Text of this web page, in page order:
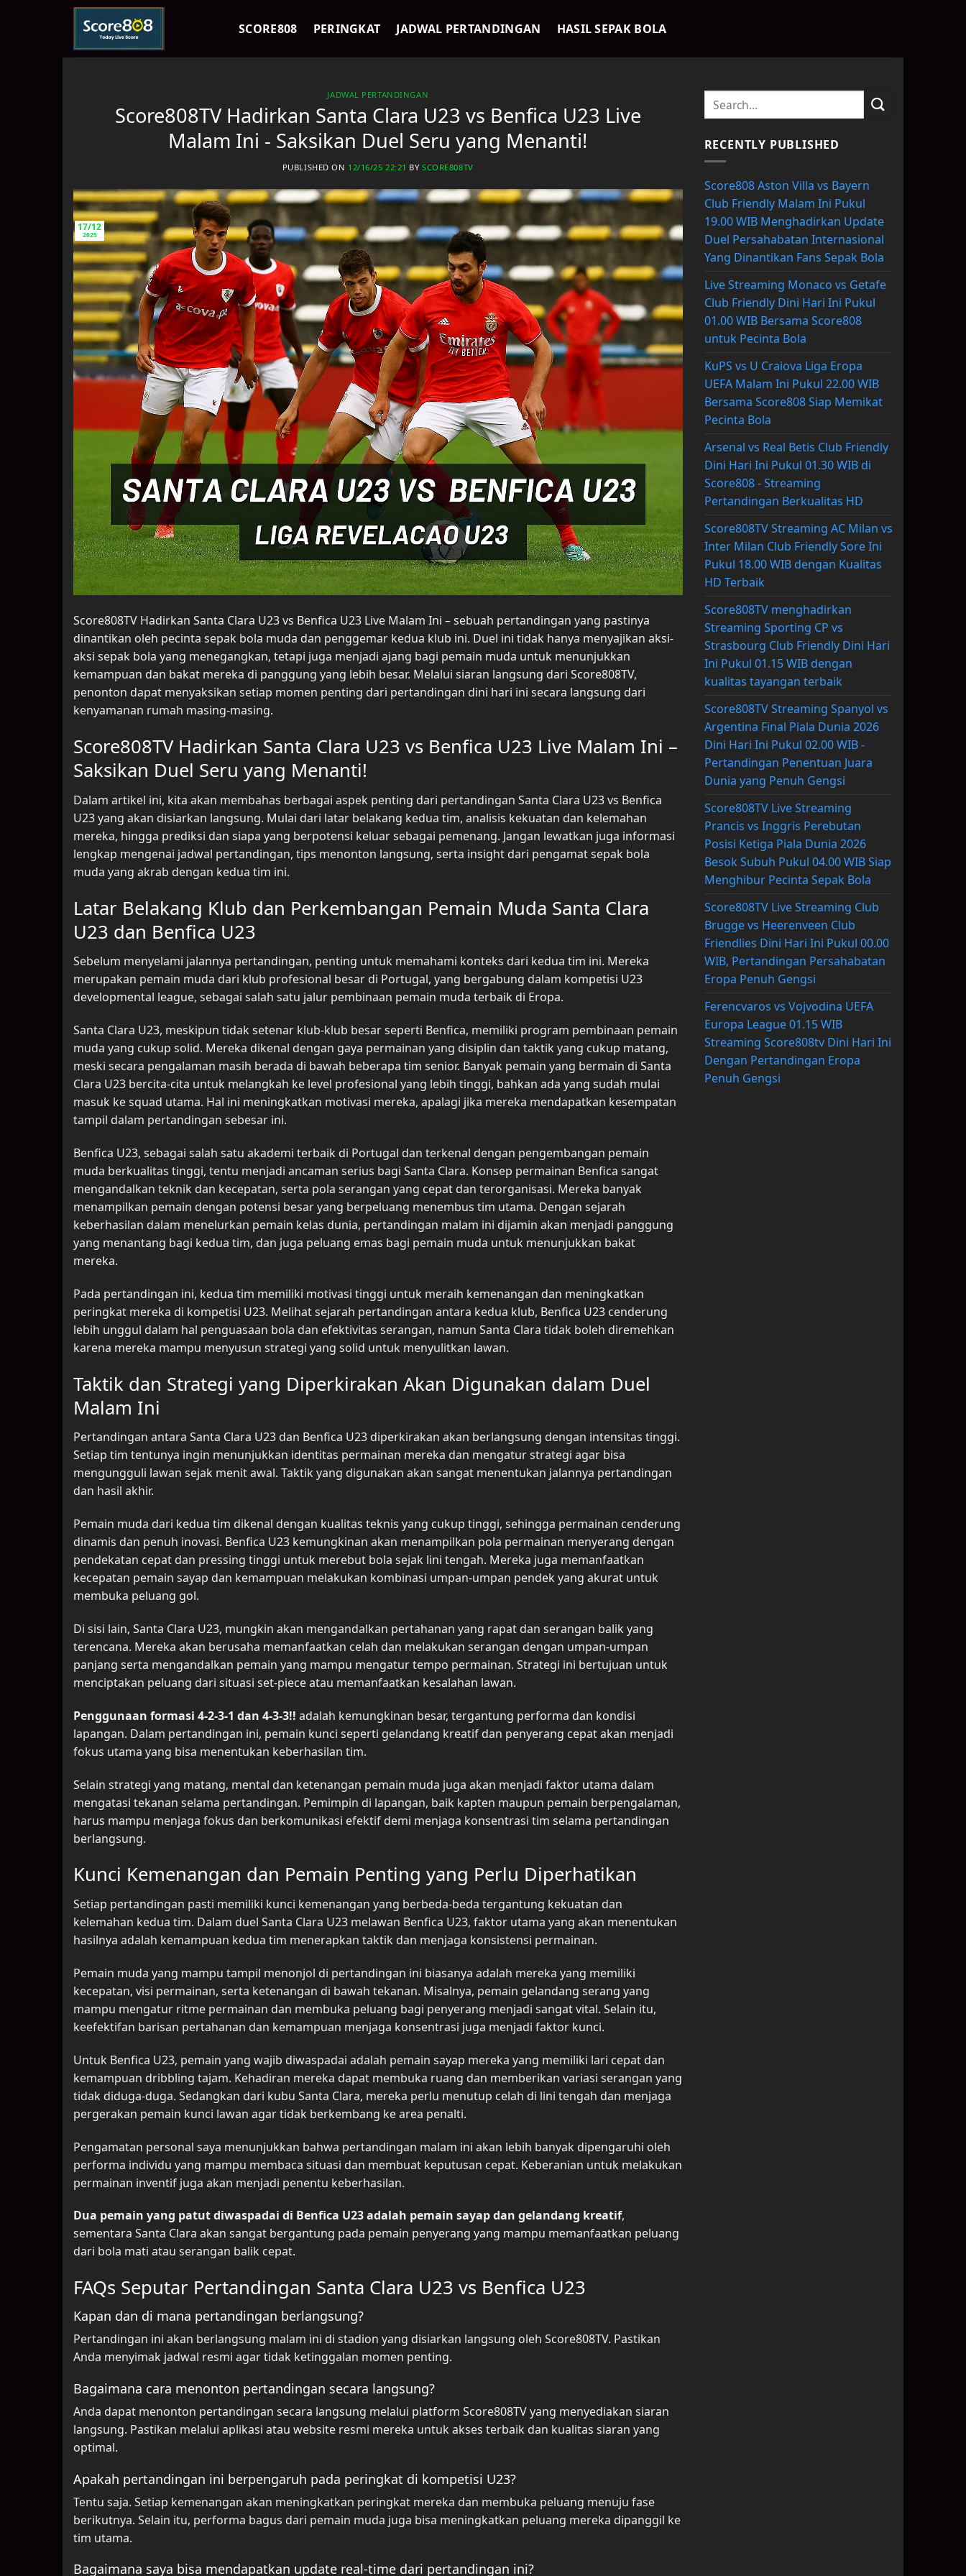
Skip
content
SCORE808 PERINGKAT JADWAL PERTANDINGAN HASIL SEPAK BOLA
JADWAL PERTANDINGAN
Score808TV Hadirkan Santa Clara U23 vs Benfica U23 Live
Malam Ini - Saksikan Duel Seru yang Menanti!
PUBLISHED ON 12/16/25 22:21 BYSCORE808TV
17/12
2025
Score808TV Hadirkan Santa Clara U23 vs Benfica U23 Live Malam Ini – sebuah pertandingan yang pastinya
dinantikan oleh pecinta sepak bola muda dan penggemar kedua klub ini. Duel ini tidak hanya menyajikan aksi-
aksi sepak bola yang menegangkan, tetapi juga menjadi ajang bagi pemain muda untuk menunjukkan
kemampuan dan bakat mereka di panggung yang lebih besar. Melalui siaran langsung dari Score808TV,
penonton dapat menyaksikan setiap momen penting dari pertandingan dini hari ini secara langsung dari
kenyamanan rumah masing-masing.
Score808TV Hadirkan Santa Clara U23 vs Benfica U23 Live Malam Ini –
Saksikan Duel Seru yang Menanti!
Dalam artikel ini, kita akan membahas berbagai aspek penting dari pertandingan Santa Clara U23 vs Benfica
U23 yang akan disiarkan langsung. Mulai dari latar belakang kedua tim, analisis kekuatan dan kelemahan
mereka, hingga prediksi dan siapa yang berpotensi keluar sebagai pemenang. Jangan lewatkan juga informasi
lengkap mengenai jadwal pertandingan, tips menonton langsung, serta insight dari pengamat sepak bola
muda yang akrab dengan kedua tim ini.
Latar Belakang Klub dan Perkembangan Pemain Muda Santa Clara
U23 dan Benfica U23
Sebelum menyelami jalannya pertandingan, penting untuk memahami konteks dari kedua tim ini. Mereka
merupakan pemain muda dari klub profesional besar di Portugal, yang bergabung dalam kompetisi U23
developmental league, sebagai salah satu jalur pembinaan pemain muda terbaik di Eropa.
Santa Clara U23, meskipun tidak setenar klub-klub besar seperti Benfica, memiliki program pembinaan pemain
muda yang cukup solid. Mereka dikenal dengan gaya permainan yang disiplin dan taktik yang cukup matang,
meski secara pengalaman masih berada di bawah beberapa tim senior. Banyak pemain yang bermain di Santa
Clara U23 bercita-cita untuk melangkah ke level profesional yang lebih tinggi, bahkan ada yang sudah mulai
masuk ke squad utama. Hal ini meningkatkan motivasi mereka, apalagi jika mereka mendapatkan kesempatan
tampil dalam pertandingan sebesar ini.
Benfica U23, sebagai salah satu akademi terbaik di Portugal dan terkenal dengan pengembangan pemain
muda berkualitas tinggi, tentu menjadi ancaman serius bagi Santa Clara. Konsep permainan Benfica sangat
mengandalkan teknik dan kecepatan, serta pola serangan yang cepat dan terorganisasi. Mereka banyak
menampilkan pemain dengan potensi besar yang berpeluang menembus tim utama. Dengan sejarah
keberhasilan dalam menelurkan pemain kelas dunia, pertandingan malam ini dijamin akan menjadi panggung
yang menantang bagi kedua tim, dan juga peluang emas bagi pemain muda untuk menunjukkan bakat
mereka.
Pada pertandingan ini, kedua tim memiliki motivasi tinggi untuk meraih kemenangan dan meningkatkan
peringkat mereka di kompetisi U23. Melihat sejarah pertandingan antara kedua klub, Benfica U23 cenderung
lebih unggul dalam hal penguasaan bola dan efektivitas serangan, namun Santa Clara tidak boleh diremehkan
karena mereka mampu menyusun strategi yang solid untuk menyulitkan lawan.
Taktik dan Strategi yang Diperkirakan Akan Digunakan dalam Duel
Malam Ini
Pertandingan antara Santa Clara U23 dan Benfica U23 diperkirakan akan berlangsung dengan intensitas tinggi.
Setiap tim tentunya ingin menunjukkan identitas permainan mereka dan mengatur strategi agar bisa
mengungguli lawan sejak menit awal. Taktik yang digunakan akan sangat menentukan jalannya pertandingan
dan hasil akhir.
Pemain muda dari kedua tim dikenal dengan kualitas teknis yang cukup tinggi, sehingga permainan cenderung
dinamis dan penuh inovasi. Benfica U23 kemungkinan akan menampilkan pola permainan menyerang dengan
pendekatan cepat dan pressing tinggi untuk merebut bola sejak lini tengah. Mereka juga memanfaatkan
kecepatan pemain sayap dan kemampuan melakukan kombinasi umpan-umpan pendek yang akurat untuk
membuka peluang gol.
Di sisi lain, Santa Clara U23, mungkin akan mengandalkan pertahanan yang rapat dan serangan balik yang
terencana. Mereka akan berusaha memanfaatkan celah dan melakukan serangan dengan umpan-umpan
panjang serta mengandalkan pemain yang mampu mengatur tempo permainan. Strategi ini bertujuan untuk
menciptakan peluang dari situasi set-piece atau memanfaatkan kesalahan lawan.
Penggunaan formasi 4-2-3-1 dan 4-3-3!! adalah kemungkinan besar, tergantung performa dan kondisi
lapangan. Dalam pertandingan ini, pemain kunci seperti gelandang kreatif dan penyerang cepat akan menjadi
fokus utama yang bisa menentukan keberhasilan tim.
Selain strategi yang matang, mental dan ketenangan pemain muda juga akan menjadi faktor utama dalam
mengatasi tekanan selama pertandingan. Pemimpin di lapangan, baik kapten maupun pemain berpengalaman,
harus mampu menjaga fokus dan berkomunikasi efektif demi menjaga konsentrasi tim selama pertandingan
berlangsung.
Kunci Kemenangan dan Pemain Penting yang Perlu Diperhatikan
Setiap pertandingan pasti memiliki kunci kemenangan yang berbeda-beda tergantung kekuatan dan
kelemahan kedua tim. Dalam duel Santa Clara U23 melawan Benfica U23, faktor utama yang akan menentukan
hasilnya adalah kemampuan kedua tim menerapkan taktik dan menjaga konsistensi permainan.
Pemain muda yang mampu tampil menonjol di pertandingan ini biasanya adalah mereka yang memiliki
kecepatan, visi permainan, serta ketenangan di bawah tekanan. Misalnya, pemain gelandang serang yang
mampu mengatur ritme permainan dan membuka peluang bagi penyerang menjadi sangat vital. Selain itu,
keefektifan barisan pertahanan dan kemampuan menjaga konsentrasi juga menjadi faktor kunci.
Untuk Benfica U23, pemain yang wajib diwaspadai adalah pemain sayap mereka yang memiliki lari cepat dan
kemampuan dribbling tajam. Kehadiran mereka dapat membuka ruang dan memberikan variasi serangan yang
tidak diduga-duga. Sedangkan dari kubu Santa Clara, mereka perlu menutup celah di lini tengah dan menjaga
pergerakan pemain kunci lawan agar tidak berkembang ke area penalti.
Pengamatan personal saya menunjukkan bahwa pertandingan malam ini akan lebih banyak dipengaruhi oleh
performa individu yang mampu membaca situasi dan membuat keputusan cepat. Keberanian untuk melakukan
permainan inventif juga akan menjadi penentu keberhasilan.
Dua pemain yang patut diwaspadai di Benfica U23 adalah pemain sayap dan gelandang kreatif,
sementara Santa Clara akan sangat bergantung pada pemain penyerang yang mampu memanfaatkan peluang
dari bola mati atau serangan balik cepat.
FAQs Seputar Pertandingan Santa Clara U23 vs Benfica U23
Kapan dan di mana pertandingan berlangsung?
Pertandingan ini akan berlangsung malam ini di stadion yang disiarkan langsung oleh Score808TV. Pastikan
Anda menyimak jadwal resmi agar tidak ketinggalan momen penting.
Bagaimana cara menonton pertandingan secara langsung?
Anda dapat menonton pertandingan secara langsung melalui platform Score808TV yang menyediakan siaran
langsung. Pastikan melalui aplikasi atau website resmi mereka untuk akses terbaik dan kualitas siaran yang
optimal.
Apakah pertandingan ini berpengaruh pada peringkat di kompetisi U23?
Tentu saja. Setiap kemenangan akan meningkatkan peringkat mereka dan membuka peluang menuju fase
berikutnya. Selain itu, performa bagus dari pemain muda juga bisa meningkatkan peluang mereka dipanggil ke
tim utama.
Bagaimana saya bisa mendapatkan update real-time dari pertandingan ini?
RECENTLY PUBLISHED
Score808 Aston Villa vs Bayern
Club Friendly Malam Ini Pukul
19.00 WIB Menghadirkan Update
Duel Persahabatan Internasional
Yang Dinantikan Fans Sepak Bola
Live Streaming Monaco vs Getafe
Club Friendly Dini Hari Ini Pukul
01.00 WIB Bersama Score808
untuk Pecinta Bola
KuPS vs U Craiova Liga Eropa
UEFA Malam Ini Pukul 22.00 WIB
Bersama Score808 Siap Memikat
Pecinta Bola
Arsenal vs Real Betis Club Friendly
Dini Hari Ini Pukul 01.30 WIB di
Score808 - Streaming
Pertandingan Berkualitas HD
Score808TV Streaming AC Milan vs
Inter Milan Club Friendly Sore Ini
Pukul 18.00 WIB dengan Kualitas
HD Terbaik
Score808TV menghadirkan
Streaming Sporting CP vs
Strasbourg Club Friendly Dini Hari
Ini Pukul 01.15 WIB dengan
kualitas tayangan terbaik
Score808TV Streaming Spanyol vs
Argentina Final Piala Dunia 2026
Dini Hari Ini Pukul 02.00 WIB -
Pertandingan Penentuan Juara
Dunia yang Penuh Gengsi
Score808TV Live Streaming
Prancis vs Inggris Perebutan
Posisi Ketiga Piala Dunia 2026
Besok Subuh Pukul 04.00 WIB Siap
Menghibur Pecinta Sepak Bola
Score808TV Live Streaming Club
Brugge vs Heerenveen Club
Friendlies Dini Hari Ini Pukul 00.00
WIB, Pertandingan Persahabatan
Eropa Penuh Gengsi
Ferencvaros vs Vojvodina UEFA
Europa League 01.15 WIB
Streaming Score808tv Dini Hari Ini
Dengan Pertandingan Eropa
Penuh Gengsi